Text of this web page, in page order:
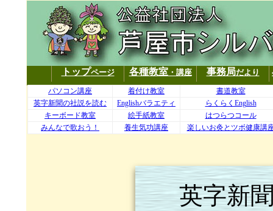
トップページ 各種教室・講座 事務局だより
パソコン講座 着付け教室
書道教室
英字新聞の社説を読む
Englishバラエティ
らくらくEnglish
キーボード教室
絵手紙教室
はつらつコール
みんなで歌おう！
養生気功講座 楽しいお灸とツボ健康講
英字新